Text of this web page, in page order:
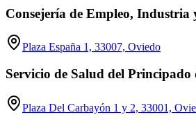
Consejería de Empleo, Industria
Plaza España 1, 33007, Oviedo
Servicio de Salud del Principado
Plaza Del Carbayón 1 y 2, 33001,